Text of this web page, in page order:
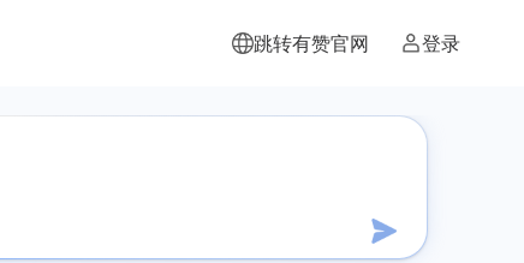
跳转有赞官网 登录